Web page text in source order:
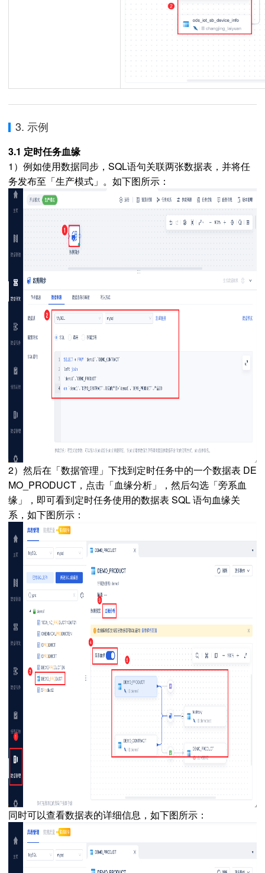
3. 示例
3.1 定时任务血缘
1）例如使用数据同步，SQL语句关联两张数据表，并将任
务发布至「生产模式」。如下图所示：
2）然后在「数据管理」下找到定时任务中的一个数据表 DE
MO_PRODUCT，点击「血缘分析」，然后勾选「旁系血
缘」，即可看到定时任务使用的数据表 SQL 语句血缘关
系，如下图所示：
同时可以查看数据表的详细信息，如下图所示：